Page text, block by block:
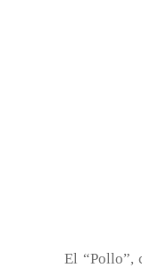
El “Pollo”,